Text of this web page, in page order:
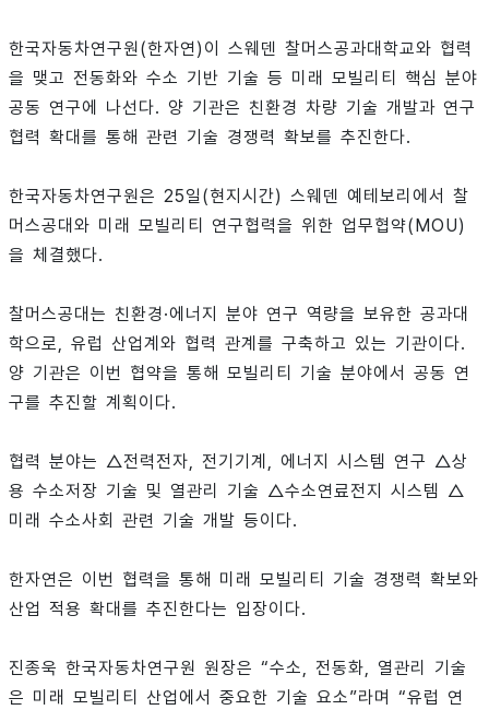
한국자동차연구원(한자연)이 스웨덴 찰머스공과대학교와 협력
을 맺고 전동화와 수소 기반 기술 등 미래 모빌리티 핵심 분야
공동 연구에 나선다. 양 기관은 친환경 차량 기술 개발과 연구
협력 확대를 통해 관련 기술 경쟁력 확보를 추진한다.
한국자동차연구원은 25일(현지시간) 스웨덴 예테보리에서 찰
머스공대와 미래 모빌리티 연구협력을 위한 업무협약(MOU)
을 체결했다.
찰머스공대는 친환경·에너지 분야 연구 역량을 보유한 공과대
학으로, 유럽 산업계와 협력 관계를 구축하고 있는 기관이다.
양 기관은 이번 협약을 통해 모빌리티 기술 분야에서 공동 연
구를 추진할 계획이다.
협력 분야는 △전력전자, 전기기계, 에너지 시스템 연구 △상
용 수소저장 기술 및 열관리 기술 △수소연료전지 시스템 △
미래 수소사회 관련 기술 개발 등이다.
한자연은 이번 협력을 통해 미래 모빌리티 기술 경쟁력 확보와
산업 적용 확대를 추진한다는 입장이다.
진종욱 한국자동차연구원 원장은 “수소, 전동화, 열관리 기술
은 미래 모빌리티 산업에서 중요한 기술 요소”라며 “유럽 연